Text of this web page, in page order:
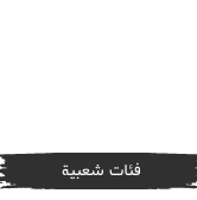
فئات شعبية